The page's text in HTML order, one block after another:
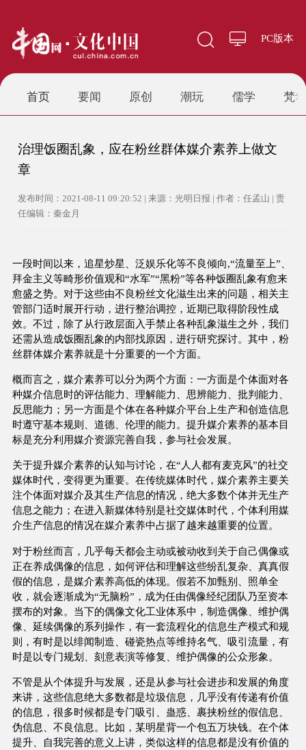
PC版本
首页 要闻 原创 潮玩 儒学 梵华
治理饭圈乱象，应在粉丝群体媒介素养上做文
章
发布时间：2021-08-11 09:20:52 | 来源：光明日报 | 作者：任孟山 | 责
任编辑：秦金月
一段时间以来，追星炒星、泛娱乐化等不良倾向,“流量至上”、
拜金主义等畸形价值观和“水军”“黑粉”等各种饭圈乱象有愈来
愈盛之势。对于这些由不良粉丝文化滋生出来的问题，相关主
管部门适时展开行动，进行整治调控，近期已取得阶段性成
效。不过，除了从行政层面入手禁止各种乱象滋生之外，我们
还需从造成饭圈乱象的内部找原因，进行研究探讨。其中，粉
丝群体媒介素养就是十分重要的一个方面。
概而言之，媒介素养可以分为两个方面：一方面是个体面对各
种媒介信息时的评估能力、理解能力、思辨能力、批判能力、
反思能力；另一方面是个体在各种媒介平台上生产和创造信息
时遵守基本规则、道德、伦理的能力。提升媒介素养的基本目
标是充分利用媒介资源完善自我，参与社会发展。
关于提升媒介素养的认知与讨论，在“人人都有麦克风”的社交
媒体时代，变得更为重要。在传统媒体时代，媒介素养主要关
注个体面对媒介及其生产信息的情况，绝大多数个体并无生产
信息之能力；在进入新媒体特别是社交媒体时代，个体利用媒
介生产信息的情况在媒介素养中占据了越来越重要的位置。
对于粉丝而言，几乎每天都会主动或被动收到关于自己偶像或
正在养成偶像的信息，如何评估和理解这些纷乱复杂、真真假
假的信息，是媒介素养高低的体现。假若不加甄别、照单全
收，就会逐渐成为“无脑粉”，成为任由偶像经纪团队乃至资本
摆布的对象。当下的偶像文化工业体系中，制造偶像、维护偶
像、延续偶像的系列操作，有一套流程化的信息生产模式和规
则，有时是以绯闻制造、碰瓷热点等维持名气、吸引流量，有
时是以专门规划、刻意表演等修复、维护偶像的公众形象。
不管是从个体提升与发展，还是从参与社会进步和发展的角度
来讲，这些信息绝大多数都是垃圾信息，几乎没有传递有价值
的信息，很多时候都是专门吸引、蛊惑、裹挟粉丝的假信息、
伪信息、不良信息。比如，某明星背一个包五万块钱。在个体
提升、自我完善的意义上讲，类似这样的信息都是没有价值的